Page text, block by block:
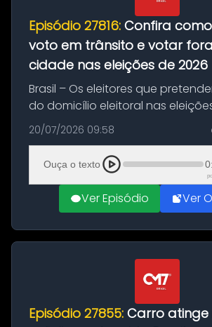
Episódio 27816: Confira
voto em trânsito e votar
cidade nas eleições de 2026
Brasil – Os eleitores que
do domicílio eleitoral nas
podem solicitar o voto em
desta segunda-feira (20). O
feito até 20 de ag...
20/07/2026 09:58
Ouça o texto
Ver Episódio Ver
Episódio 27855: Carro